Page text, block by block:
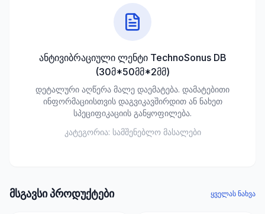
კლიმატური
ტექნიკა
პროდუქტი
ხელსაწყოები
50 პროდუქტი
პროდუქტი
ანტივიბრაციული ლენტი TechnoSonus DB
(30მ*50მმ*2მმ)
დეტალური აღწერა მალე დაემატება. დამატებითი
ინფორმაციისთვის დაგვიკავშირდით ან ნახეთ
სპეციფიკაციის განყოფილება.
კატეგორია: სამშენებლო მასალები
მსგავსი პროდუქტები ყველას ნახვა